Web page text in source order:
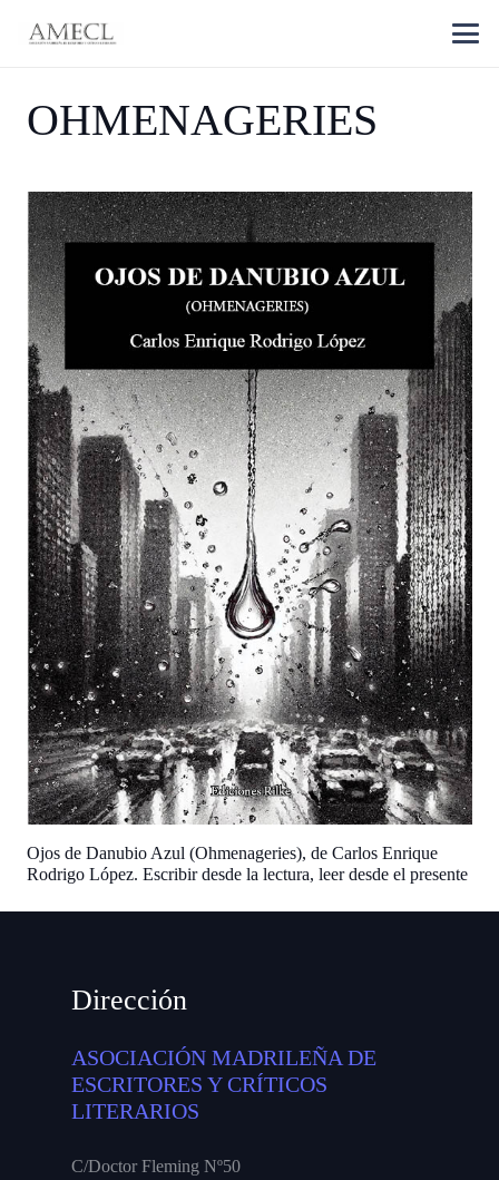
OHMENAGERIES
Ojos de Danubio Azul (Ohmenageries), de Carlos Enrique
Rodrigo López. Escribir desde la lectura, leer desde el presente
Dirección
ASOCIACIÓN MADRILEÑA DE
ESCRITORES Y CRÍTICOS
LITERARIOS
C/Doctor Fleming Nº50